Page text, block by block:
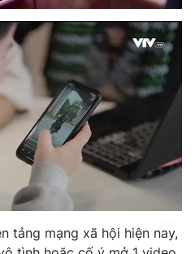
Shorts video
VTV Thể thao
Bất động sản
Tấm lòng Việt
Vươn mình bằng AI
tảng mạng xã hội hiện nay,